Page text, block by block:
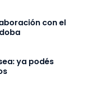
con el
ya podés